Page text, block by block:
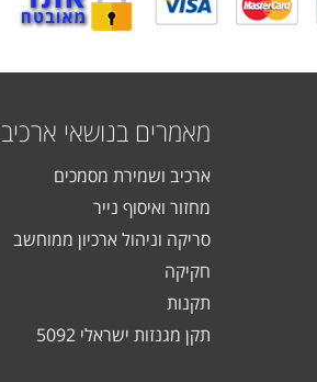
מאמרים בנושאי ארכיב
ארכיב ושמירת מסמכים
מחזור ואיסוף נייר
סריקה וניהול ארכיון ממוחשב
חקיקה
תקנות
תקן מגנזות ישראלי 5092